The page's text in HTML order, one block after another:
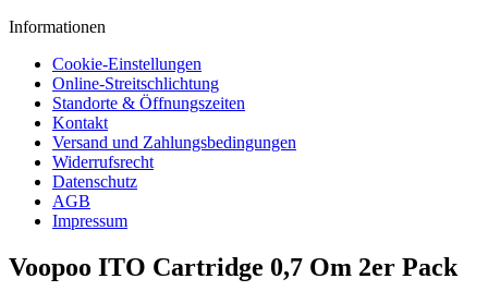
Informationen
Cookie-Einstellungen
Online-Streitschlichtung
Standorte & Öffnungszeiten
Kontakt
Versand und Zahlungsbedingungen
Widerrufsrecht
Datenschutz
AGB
Impressum
Voopoo ITO Cartridge 0,7 Om 2er Pack